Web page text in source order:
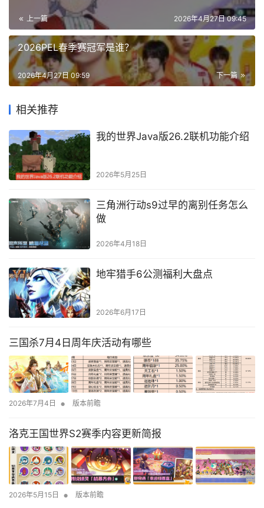
上一篇 2026年4月27日 09:45
2026PEL春季赛冠军是谁？
下一篇
2026年4月27日 09:59
相关推荐
我的世界Java版26.2联机功能介绍
2026年5月25日
三角洲行动s9过早的离别任务怎么
做
2026年4月18日
地牢猎手6公测福利大盘点
2026年6月17日
三国杀7月4日周年庆活动有哪些
2026年7月4日 • 版本前瞻
洛克王国世界S2赛季内容更新简报
2026年5月15日 • 版本前瞻